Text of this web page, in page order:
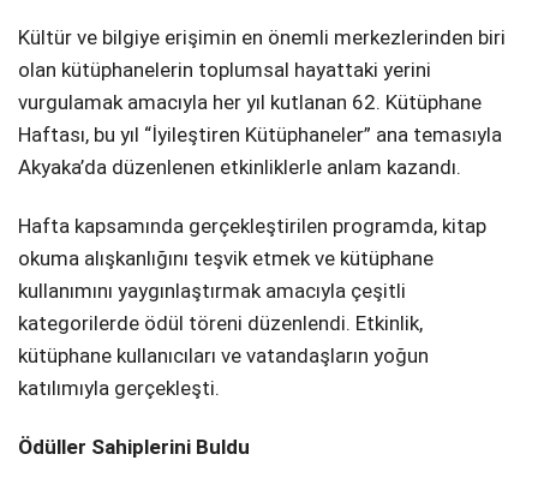
Instagram
Youtube
Kültür ve bilgiye erişimin en önemli merkezlerinden biri
olan kütüphanelerin toplumsal hayattaki yerini
vurgulamak amacıyla her yıl kutlanan 62. Kütüphane
Haftası, bu yıl “İyileştiren Kütüphaneler” ana temasıyla
Akyaka’da düzenlenen etkinliklerle anlam kazandı.
Hafta kapsamında gerçekleştirilen programda, kitap
okuma alışkanlığını teşvik etmek ve kütüphane
kullanımını yaygınlaştırmak amacıyla çeşitli
kategorilerde ödül töreni düzenlendi. Etkinlik,
kütüphane kullanıcıları ve vatandaşların yoğun
katılımıyla gerçekleşti.
Ödüller Sahiplerini Buldu